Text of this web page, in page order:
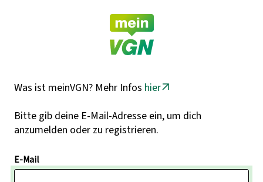
Was ist meinVGN? Mehr Infos hier
Bitte gib deine E-Mail-Adresse ein, um dich
anzumelden oder zu registrieren.
E-Mail